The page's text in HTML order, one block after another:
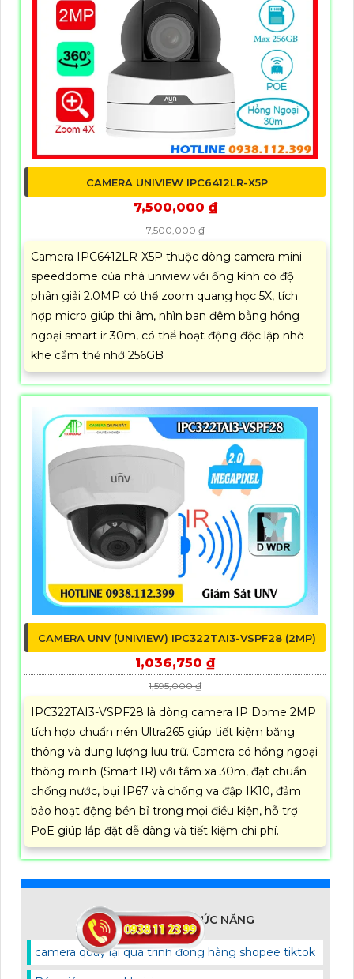
CAMERA UNIVIEW IPC6412LR-X5P
7,500,000 ₫
7,500,000 ₫
Camera IPC6412LR-X5P thuộc dòng camera mini
speeddome của nhà uniview với ống kính có độ
phân giải 2.0MP có thể zoom quang học 5X, tích
hợp micro giúp thi âm, nhìn ban đêm bằng hồng
ngoại smart ir 30m, có thể hoạt động độc lập nhờ
khe cắm thẻ nhớ 256GB
CAMERA UNV (UNIVIEW) IPC322TAI3-VSPF28 (2MP)
1,036,750 ₫
1,595,000 ₫
IPC322TAI3-VSPF28 là dòng camera IP Dome 2MP
tích hợp chuẩn nén Ultra265 giúp tiết kiệm băng
thông và dung lượng lưu trữ. Camera có hồng ngoại
thông minh (Smart IR) với tầm xa 30m, đạt chuẩn
chống nước, bụi IP67 và chống va đập IK10, đảm
bảo hoạt động bền bỉ trong mọi điều kiện, hỗ trợ
PoE giúp lắp đặt dễ dàng và tiết kiệm chi phí.
CAMERA THEO CHỨC NĂNG
camera quay lại quá trình đóng hàng shopee tiktok